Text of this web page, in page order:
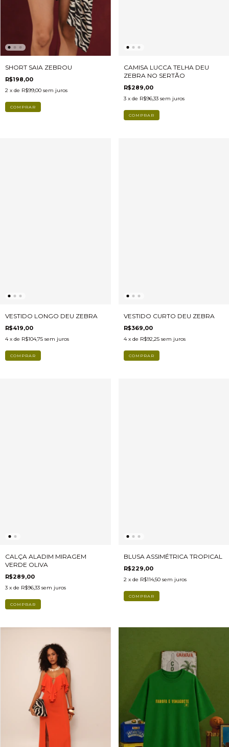
SHORT SAIA ZEBROU
R$198,00
2 x de R$99,00 sem juros
COMPRAR
CAMISA LUCCA TELHA DEU
ZEBRA NO SERTÃO
R$289,00
3 x de R$96,33 sem juros
COMPRAR
VESTIDO LONGO DEU ZEBRA
R$419,00
4 x de R$104,75 sem juros
COMPRAR
VESTIDO CURTO DEU ZEBRA
R$369,00
4 x de R$92,25 sem juros
COMPRAR
CALÇA ALADIM MIRAGEM
VERDE OLIVA
R$289,00
3 x de R$96,33 sem juros
COMPRAR
BLUSA ASSIMÉTRICA TROPICAL
R$229,00
2 x de R$114,50 sem juros